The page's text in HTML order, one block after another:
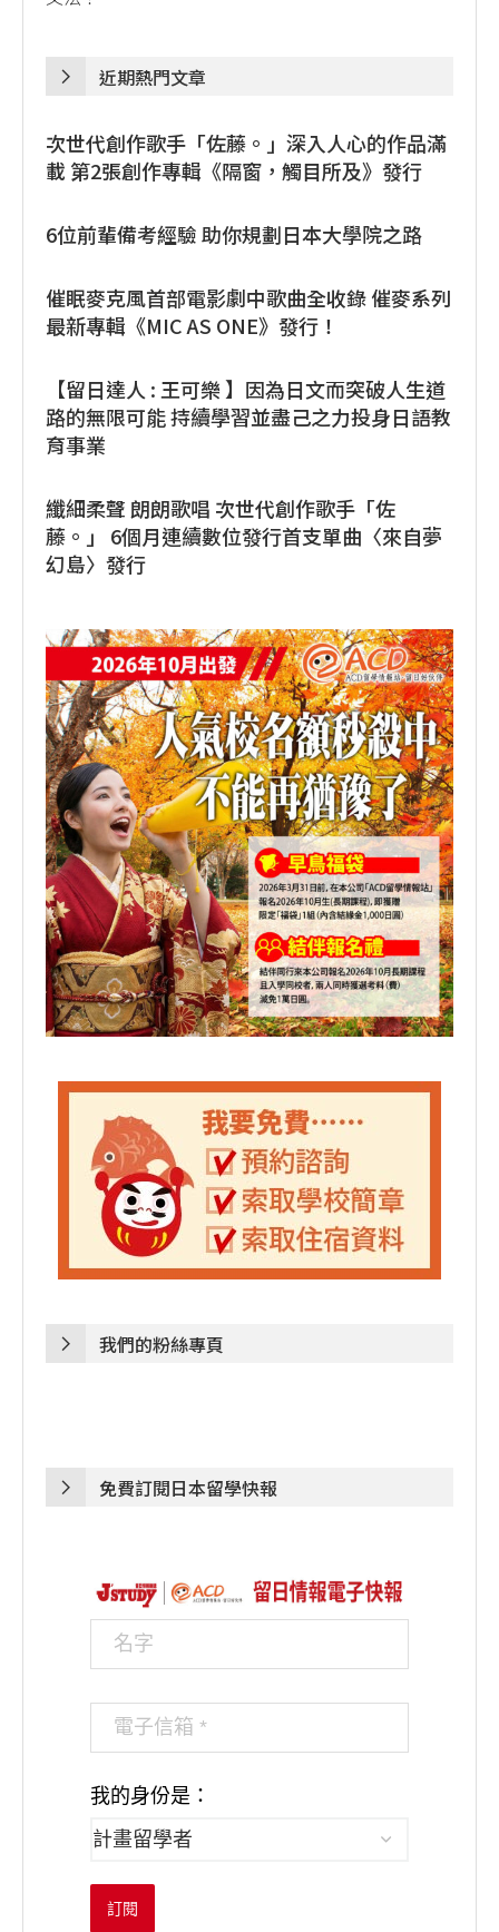
近期熱門文章
次世代創作歌手「佐藤。」深入人心的作品滿
載 第2張創作專輯《隔窗，觸目所及》發行
6位前輩備考經驗 助你規劃日本大學院之路
催眠麥克風首部電影劇中歌曲全收錄 催麥系列
最新專輯《MIC AS ONE》發行！
【留日達人 : 王可樂 】因為日文而突破人生道
路的無限可能 持續學習並盡己之力投身日語教
育事業
纖細柔聲 朗朗歌唱 次世代創作歌手「佐
藤。」 6個月連續數位發行首支單曲〈來自夢
幻島〉發行
我們的粉絲專頁
免費訂閱日本留學快報
我的身份是：
訂閱